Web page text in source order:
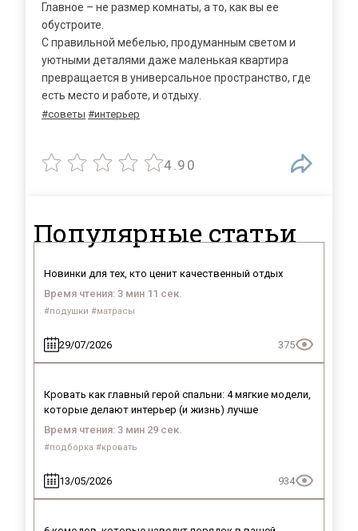
Главное – не размер комнаты, а то, как вы ее
обустроите.
С правильной мебелью, продуманным светом и
уютными деталями даже маленькая квартира
превращается в универсальное пространство, где
есть место и работе, и отдыху.
#советы #интерьер
4.90
Популярные статьи
Новинки для тех, кто ценит качественный отдых
Время чтения: 3 мин 11 сек.
#подушки #матрасы
29/07/2026 375
Кровать как главный герой спальни: 4 мягкие модели,
которые делают интерьер (и жизнь) лучше
Время чтения: 3 мин 29 сек.
#подборка #кровать
13/05/2026 934